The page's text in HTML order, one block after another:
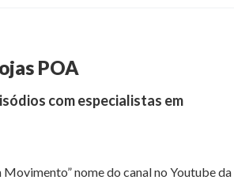
POA
com especialistas em
nome do canal no Youtube da